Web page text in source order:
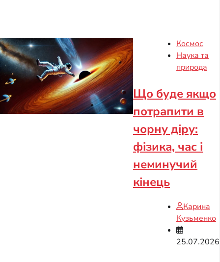
Космос
Наука та
природа
Що буде якщо
потрапити в
чорну діру:
фізика, час і
неминучий
кінець
Карина
Кузьменко
25.07.2026